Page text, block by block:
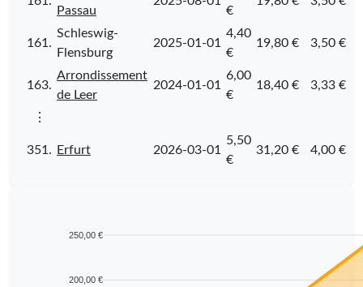
Passau €
161.
Schleswig-
Flensburg
2025-01-01
4,40
€
19,80 € 3,50 €
163.
Arrondissement
de Leer
2024-01-01
6,00
€
18,40 € 3,33 €
⋮
351. Erfurt 2026-03-01
5,50
€
31,20 € 4,00 €
250,00 €
200,00 €